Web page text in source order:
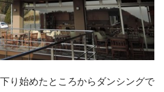
り始めたところからダンシングで